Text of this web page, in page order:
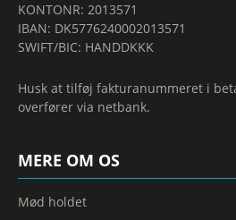
KONTONR: 2013571
IBAN: DK5776240002013571
SWIFT/BIC: HANDDKKK
Husk at tilføj fakturanummeret i
overfører via netbank.
MERE OM OS
Mød holdet